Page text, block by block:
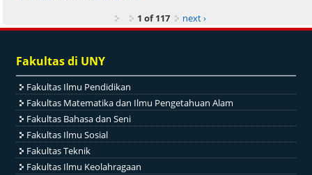
1 of 117
next ›
Fakultas di UNY
Fakultas Ilmu Pendidikan
Fakultas Matematika dan Ilmu Pengetahuan Alam
Fakultas Bahasa dan Seni
Fakultas Ilmu Sosial
Fakultas Teknik
Fakultas Ilmu Keolahragaan